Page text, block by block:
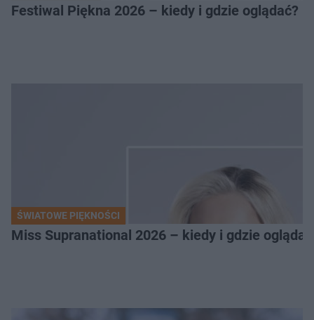
Festiwal Piękna 2026 – kiedy i gdzie oglądać?
ŚWIATOWE PIĘKNOŚCI
Miss Supranational 2026 – kiedy i gdzie